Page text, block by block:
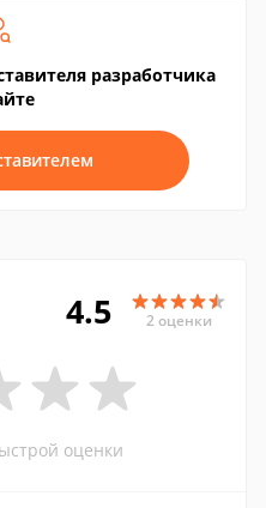
разработчика
4.5 2 оценки
оценки